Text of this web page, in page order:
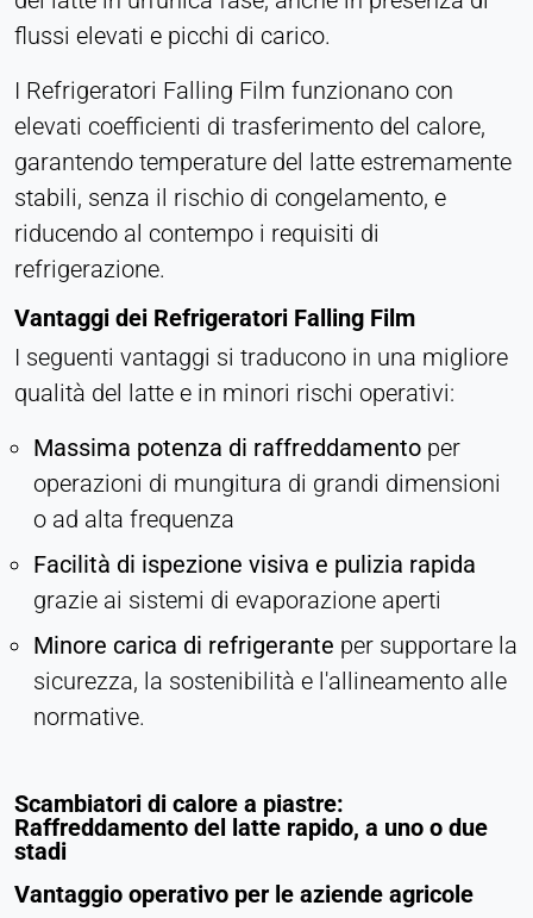
flussi elevati e picchi di carico.
I Refrigeratori Falling Film funzionano con
elevati coefficienti di trasferimento del calore,
garantendo temperature del latte estremamente
stabili, senza il rischio di congelamento, e
riducendo al contempo i requisiti di
refrigerazione.
Vantaggi dei Refrigeratori Falling Film
I seguenti vantaggi si traducono in una migliore
qualità del latte e in minori rischi operativi:
Massima potenza di raffreddamento per
operazioni di mungitura di grandi dimensioni
o ad alta frequenza
Facilità di ispezione visiva e pulizia rapida
grazie ai sistemi di evaporazione aperti
Minore carica di refrigerante per supportare la
sicurezza, la sostenibilità e l'allineamento alle
normative.
Scambiatori di calore a piastre:
Raffreddamento del latte rapido, a uno o due
stadi
Vantaggio operativo per le aziende agricole